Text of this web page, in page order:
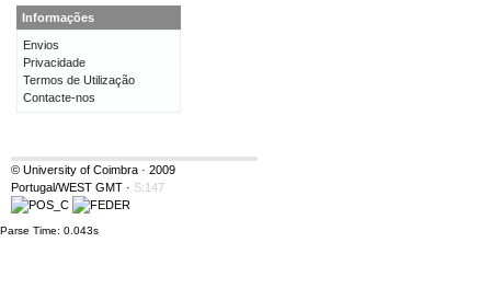
Informações
Envios
Privacidade
Termos de Utilização
Contacte-nos
© University of Coimbra · 2009
Portugal/WEST GMT · S:147
Parse Time: 0.043s